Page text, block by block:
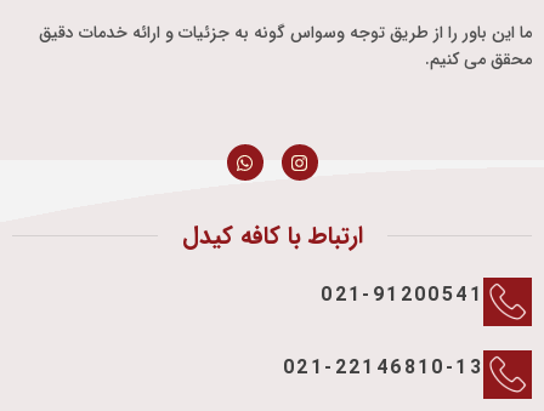
ما این باور را از طریق توجه وسواس گونه به جزئیات و ارائه خدمات دقیق
محقق می کنیم.
ارتباط با کافه کیدل
021-91200541
021-22146810-13